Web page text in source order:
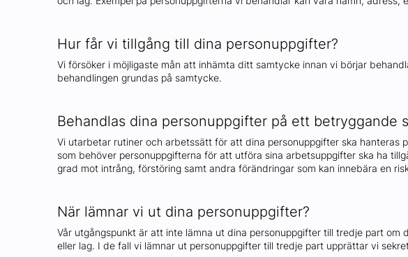
Hur får vi tillgång till dina personuppgifter?
Vi försöker i möjligaste mån att inhämta ditt samtycke innan vi börjar
behandlingen grundas på samtycke.
Behandlas dina personuppgifter på ett betryggande
Vi utarbetar rutiner och arbetssätt för att dina personuppgifter ska
som behöver personuppgifterna för att utföra sina arbetsuppgifter ska ha
grad mot intrång, förstöring samt andra förändringar som kan innebära en
När lämnar vi ut dina personuppgifter?
Vår utgångspunkt är att inte lämna ut dina personuppgifter till tredje part
eller lag. I de fall vi lämnar ut personuppgifter till tredje part upprättar vi